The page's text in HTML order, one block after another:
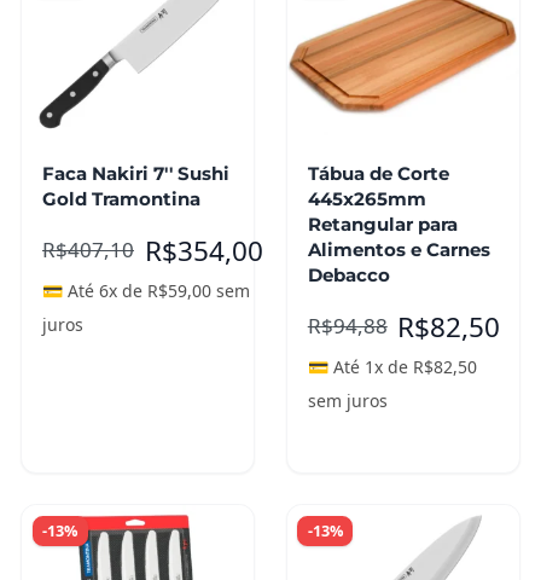
Faca Nakiri 7'' Sushi
Gold Tramontina
R$407,10 R$354,00
💳 Até 6x de R$59,00 sem
juros
Tábua de Corte
445x265mm
Retangular para
Alimentos e Carnes
Debacco
R$94,88 R$82,50
💳 Até 1x de R$82,50
sem juros
-13% -13%